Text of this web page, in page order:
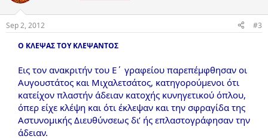
Sep 2, 2012
#3
Ο ΚΛΕΨΑΣ ΤΟΥ ΚΛΕΨΑΝΤΟΣ
Εις τον ανακριτήν του Ε΄ γραφείου παρεπέμφθησαν οι
Αυγουστάτος και Μιχαλετσάτος, κατηγορούμενοι ότι
κατείχον πλαστήν άδειαν κατοχής κυνηγετικού όπλου,
όπερ είχε κλέψη και ότι έκλεψαν και την σφραγίδα της
Αστυνομικής Διευθύνσεως δι’ ής επλαστογράφησαν την
άδειαν.